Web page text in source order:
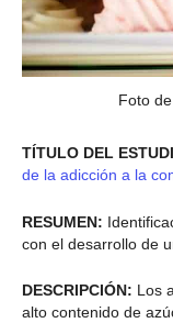
Foto
TÍTULO DEL
de la adicción a la
RESUMEN:
con el desarrollo de
DESCRIPCIÓN: Los
alto contenido de